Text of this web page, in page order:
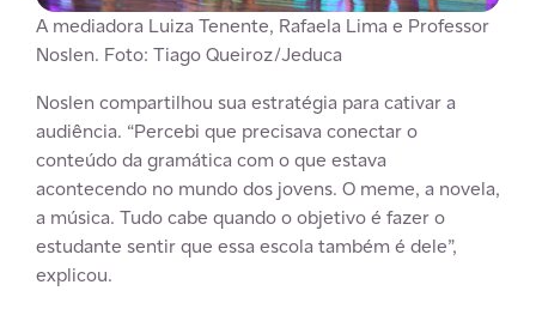
A mediadora Luiza Tenente, Rafaela Lima e Professor
Noslen. Foto: Tiago Queiroz/Jeduca
Noslen compartilhou sua estratégia para cativar a
audiência. “Percebi que precisava conectar o
conteúdo da gramática com o que estava
acontecendo no mundo dos jovens. O meme, a novela,
a música. Tudo cabe quando o objetivo é fazer o
estudante sentir que essa escola também é dele”,
explicou.